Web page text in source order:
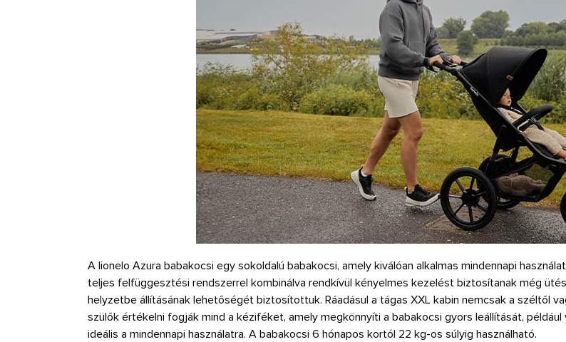
A lionelo Azura babakocsi egy sokoldalú babakocsi, amely kiválóan alkalmas mindennapi
teljes felfüggesztési rendszerrel kombinálva rendkívül kényelmes kezelést biztosítanak még
helyzetbe állításának lehetőségét biztosítottuk. Ráadásul a tágas XXL kabin nemcsak a széltől
szülők értékelni fogják mind a kéziféket, amely megkönnyíti a babakocsi gyors leállítását,
ideális a mindennapi használatra. A babakocsi 6 hónapos kortól 22 kg-os súlyig használható.